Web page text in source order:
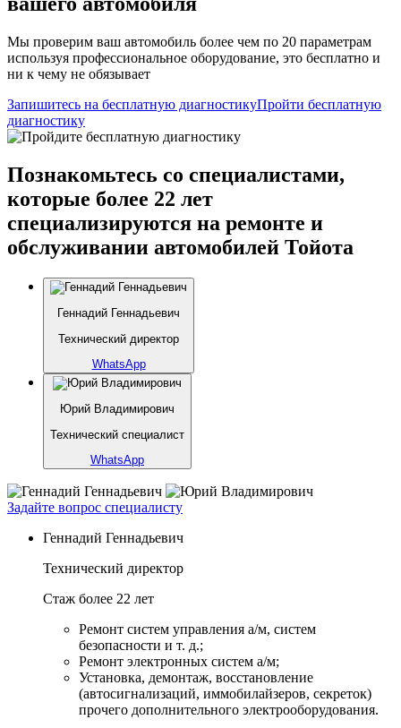
Мы проверим ваш автомобиль более чем по 20 параметрам
используя профессиональное оборудование, это бесплатно и
ни к чему не обязывает
Запишитесь на бесплатную диагностикуПройти бесплатную
диагностику
Познакомьтесь со специалистами,
которые более 22 лет
специализируются на ремонте и
обслуживании автомобилей Тойота
Геннадий Геннадьевич
Технический директор
WhatsApp
Юрий Владимирович
Технический специалист
WhatsApp
Задайте вопрос специалисту
Геннадий Геннадьевич
Технический директор
Стаж более 22 лет
Ремонт систем управления а/м, систем
безопасности и т. д.;
Ремонт электронных систем а/м;
Установка, демонтаж, восстановление
(автосигнализаций, иммобилайзеров, секреток)
прочего дополнительного электрооборудования.